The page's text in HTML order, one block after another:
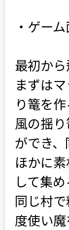
・ゲー
最初か
まずは
り篭を
風の揺
ができ
ほかに
して集め
同じ村
度使い